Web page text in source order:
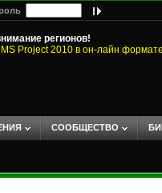
регионов!
Project 2010 в он-лайн
СООБЩЕСТВО